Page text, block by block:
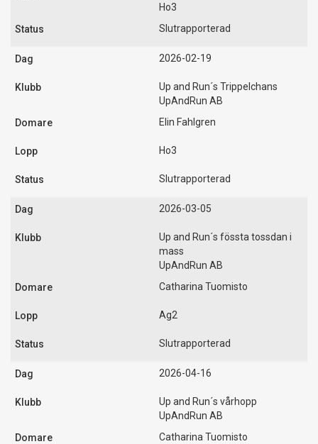
Ho3
Slutrapporterad
2026-02-19
Up and Run´s Trippelchans
UpAndRun AB
Elin Fahlgren
Ho3
Slutrapporterad
2026-03-05
Up and Run´s fössta tossdan i
mass
UpAndRun AB
Catharina Tuomisto
Ag2
Slutrapporterad
2026-04-16
Up and Run´s vårhopp
UpAndRun AB
Catharina Tuomisto